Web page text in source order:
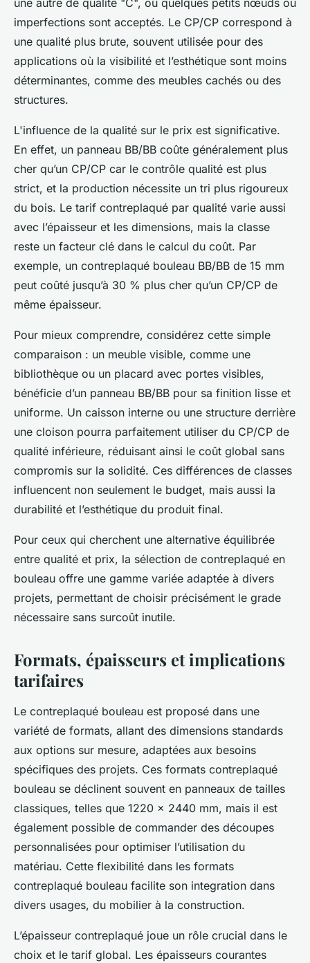
une autre de qualité "C", où quelques petits nœuds ou
imperfections sont acceptés. Le CP/CP correspond à
une qualité plus brute, souvent utilisée pour des
applications où la visibilité et l’esthétique sont moins
déterminantes, comme des meubles cachés ou des
structures.
L'influence de la qualité sur le prix est significative.
En effet, un panneau BB/BB coûte généralement plus
cher qu’un CP/CP car le contrôle qualité est plus
strict, et la production nécessite un tri plus rigoureux
du bois. Le tarif contreplaqué par qualité varie aussi
avec l’épaisseur et les dimensions, mais la classe
reste un facteur clé dans le calcul du coût. Par
exemple, un contreplaqué bouleau BB/BB de 15 mm
peut coûté jusqu’à 30 % plus cher qu’un CP/CP de
même épaisseur.
Pour mieux comprendre, considérez cette simple
comparaison : un meuble visible, comme une
bibliothèque ou un placard avec portes visibles,
bénéficie d’un panneau BB/BB pour sa finition lisse et
uniforme. Un caisson interne ou une structure derrière
une cloison pourra parfaitement utiliser du CP/CP de
qualité inférieure, réduisant ainsi le coût global sans
compromis sur la solidité. Ces différences de classes
influencent non seulement le budget, mais aussi la
durabilité et l’esthétique du produit final.
Pour ceux qui cherchent une alternative équilibrée
entre qualité et prix, la sélection de contreplaqué en
bouleau offre une gamme variée adaptée à divers
projets, permettant de choisir précisément le grade
nécessaire sans surcoût inutile.
Formats, épaisseurs et implications
tarifaires
Le contreplaqué bouleau est proposé dans une
variété de formats, allant des dimensions standards
aux options sur mesure, adaptées aux besoins
spécifiques des projets. Ces formats contreplaqué
bouleau se déclinent souvent en panneaux de tailles
classiques, telles que 1220 x 2440 mm, mais il est
également possible de commander des découpes
personnalisées pour optimiser l’utilisation du
matériau. Cette flexibilité dans les formats
contreplaqué bouleau facilite son integration dans
divers usages, du mobilier à la construction.
L’épaisseur contreplaqué joue un rôle crucial dans le
choix et le tarif global. Les épaisseurs courantes